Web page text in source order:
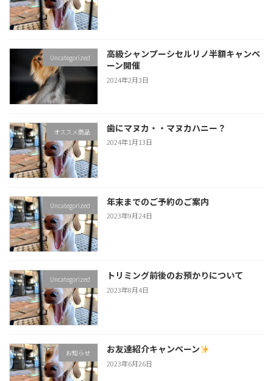
Uncategorized
高級シャンプーシセルリノ半額キャンペ
ーン開催
2024年2月3日
オススメ商品 歯にマヌカ・・マヌカハニー？
2024年1月13日
Uncategorized 年末までのご予約のご案内
2023年9月24日
Uncategorized トリミング前後のお預かりについて
2023年8月4日
お知らせ お友達紹介キャンペーン
2023年6月26日